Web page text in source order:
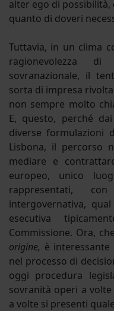
alter ego di
quanto di doveri
Tuttavia, in un clima
ragionevolezza
sovranazionale, il
sorta di impresa
non sempre molto
E, questo, perché
diverse formulazioni
Lisbona, il percorso
mediare e
europeo, unico
rappresentati,
intergovernativa,
esecutiva
Commissione. Ora,
origine, è
nel processo di
oggi procedura
sovranità operi a
a volte si presenti